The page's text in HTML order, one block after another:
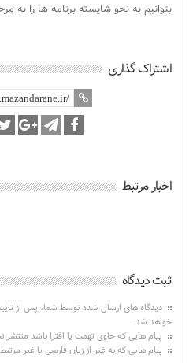
بتوانیم به نحو شایسته برنامه ها را به
اشتراک گذاری
اخبار مرتبط
ثبت دیدگاه
دیدگاه های ارسال شده توسط شما، پس از
خواهد شد.
پیام هایی که حاوی تهمت یا افترا باشد منتشر
پیام هایی که به غیر از زبان فارسی یا غیر